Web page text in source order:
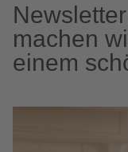
machen
einem